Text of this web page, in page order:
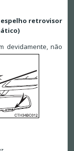
espelho retrovisor
devidamente, não